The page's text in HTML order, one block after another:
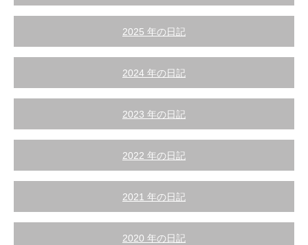
2025 年の日記
2024 年の日記
2023 年の日記
2022 年の日記
2021 年の日記
2020 年の日記